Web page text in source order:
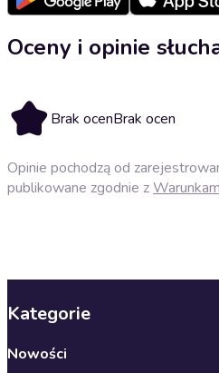
Oceny i opinie
Brak ocenBrak ocen
Opinie pochodzą od
publikowane zgodnie z
Kategorie
Nowości